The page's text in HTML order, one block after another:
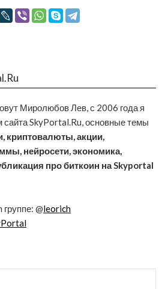
Миролюбов Лев, с 2006 года я
сайта SkyPortal.Ru, основные темы
криптовалюты, акции,
нейросети, экономика,
про биткоин на Skyportal
@leorich